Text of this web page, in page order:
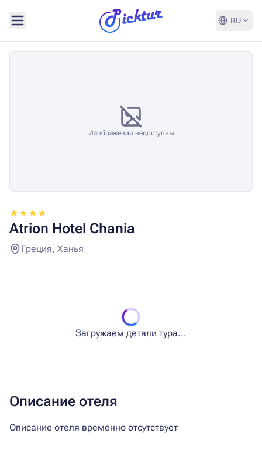
RU
Изображения недоступны
Atrion Hotel Chania
Греция, Ханья
Загружаем детали тура...
Описание отеля
Описание отеля временно отсутствует